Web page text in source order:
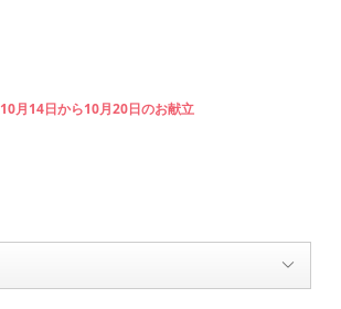
10月14日から10月20日のお献立